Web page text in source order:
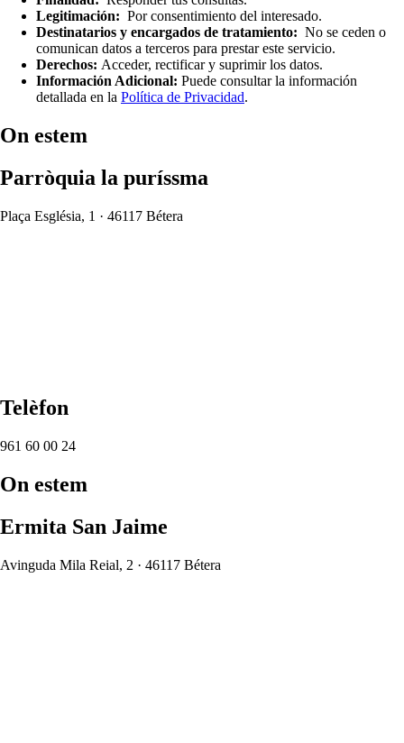
Legitimación: Por consentimiento del interesado.
Destinatarios y encargados de tratamiento: No se ceden o
comunican datos a terceros para prestar este servicio.
Derechos: Acceder, rectificar y suprimir los datos.
Información Adicional: Puede consultar la información
detallada en la Política de Privacidad.
On estem
Parròquia la puríssma
Plaça Església, 1 · 46117 Bétera
Telèfon
961 60 00 24
On estem
Ermita San Jaime
Avinguda Mila Reial, 2 · 46117 Bétera